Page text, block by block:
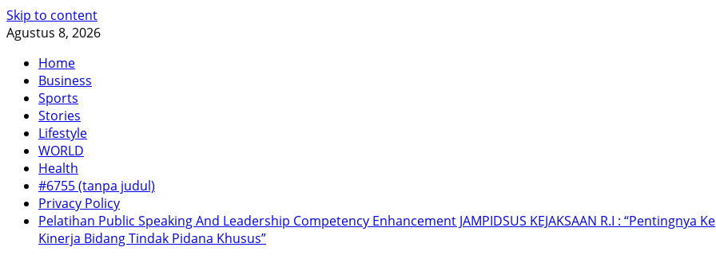
Skip to content
Agustus 8, 2026
Home
Business
Sports
Stories
Lifestyle
WORLD
Health
#6755 (tanpa judul)
Privacy Policy
Pelatihan Public Speaking And Leadership Competency Enhancement JAMPIDSUS KEJAKSAAN R.I :
Kinerja Bidang Tindak Pidana Khusus”